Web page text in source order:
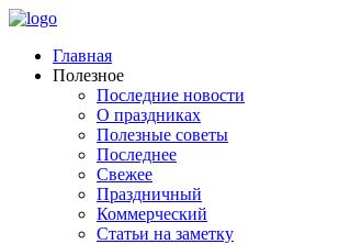
Главная
Полезное
Последние новости
О праздниках
Полезные советы
Последнее
Свежее
Праздничный
Коммерческий
Статьи на заметку